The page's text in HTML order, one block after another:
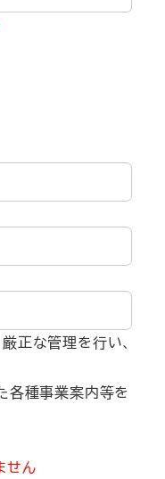
正な管理を行い、
各種事業案内等を
せん